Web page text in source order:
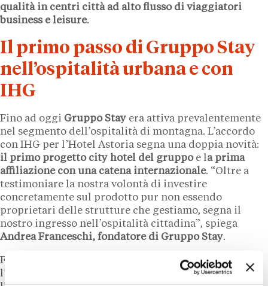
qualità in centri città ad alto flusso di viaggiatori
business e leisure.
Il primo passo di Gruppo Stay
nell’ospitalità urbana e con
IHG
Fino ad oggi Gruppo Stay era attiva prevalentemente
nel segmento dell’ospitalità di montagna. L’accordo
con IHG per l’Hotel Astoria segna una doppia novità:
il primo progetto city hotel del gruppoe la prima
affiliazione con una catena internazionale. “Oltre a
testimoniare la nostra volontà di investire
concretamente sul prodotto pur non essendo
proprietari delle strutture che gestiamo, segna il
nostro ingresso nell’ospitalità cittadina”, spiega
Andrea Franceschi, fondatore di Gruppo Stay.
Franceschi annuncia almeno un altro progetto entro
l’estate 2026 e definisce l’accordo con IHG come